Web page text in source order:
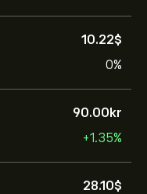
10.22‎$‎
0%
90.00‎kr‎
+1.35%
28.10‎$‎